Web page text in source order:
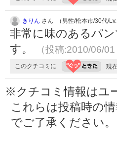
きりん さん （男性/松本市/30代/
非常に味のあるパ
す。
（投稿:2010/06/
このクチコミに 現
※クチコミ情報はユ
これらは投稿時の
でご了承ください。